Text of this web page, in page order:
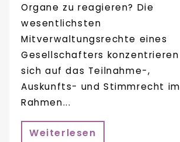
Organe zu reagieren? Die
wesentlichsten
Mitverwaltungsrechte eines
Gesellschafters konzentrieren
sich auf das Teilnahme-,
Auskunfts- und Stimmrecht im
Rahmen...
Weiterlesen